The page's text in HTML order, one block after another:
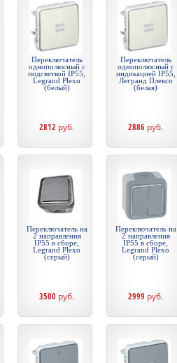
Переключатель
однополюсный с
подсветкой IP55,
Legrand Plexo
(белый)
2812 руб.
Переключатель
однополюсный с
индикацией IP55,
Легранд Плексо
(белая)
2886 руб.
Переключатель на
2 направления
IP55 в сборе,
Legrand Plexo
(серый)
3500 руб.
Переключатель на
2 направления
IP55 в сборе,
Legrand Plexo
(серый)
2999 руб.